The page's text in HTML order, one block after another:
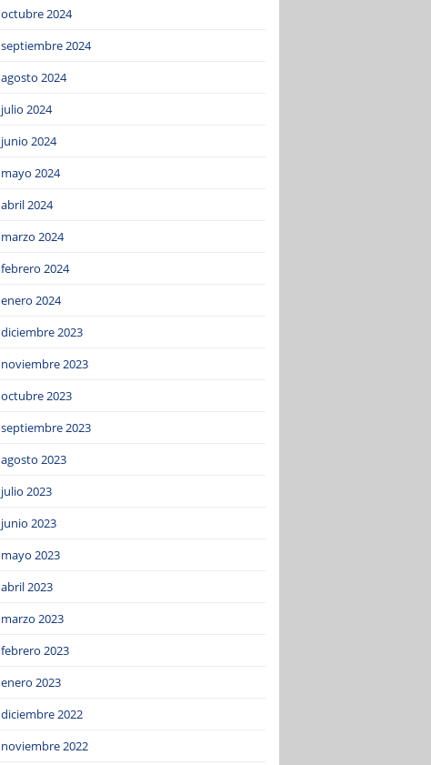
octubre 2024
septiembre 2024
agosto 2024
julio 2024
junio 2024
mayo 2024
abril 2024
marzo 2024
febrero 2024
enero 2024
diciembre 2023
noviembre 2023
octubre 2023
septiembre 2023
agosto 2023
julio 2023
junio 2023
mayo 2023
abril 2023
marzo 2023
febrero 2023
enero 2023
diciembre 2022
noviembre 2022